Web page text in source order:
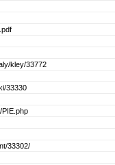
kley/33772
33330
33302/